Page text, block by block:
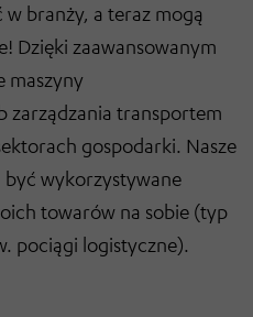
branży, a teraz mogą
Dzięki zaawansowanym
maszyny
zarządzania transportem
gospodarki. Nasze
wykorzystywane
towarów na sobie (typ
pociągi logistyczne).